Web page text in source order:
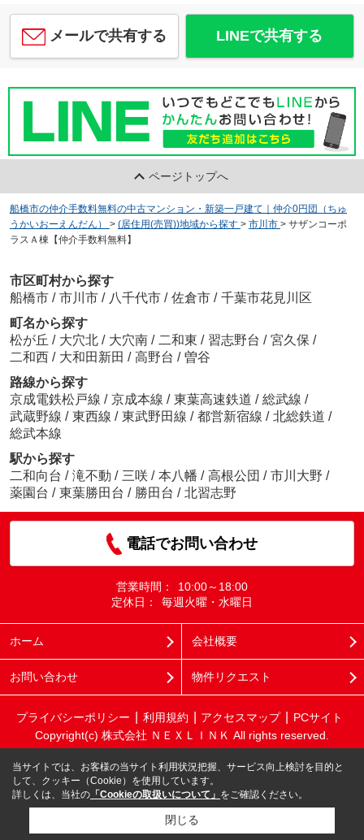
メールで共有する LINEで共有する
ページトップへ
船橋市の仲介手数料無料の中古マンション・新築一戸建て｜仲介0円団（ちゅ
うかいおーえんだん）
> (居住用(売買))地域から探す > 市川市 > サザンコーポ
ラスＡ棟【仲介手数料無料】
市区町村から探す
船橋市 / 市川市 / 八千代市 / 佐倉市 / 千葉市花見川区
町名から探す
松が丘 / 大穴北 / 大穴南 / 二和東 / 習志野台 / 宮久保 /
二和西 / 大和田新田 / 高野台 / 曽谷
路線から探す
京成電鉄松戸線 / 京成本線 / 東葉高速鉄道 / 総武線 /
武蔵野線 / 東西線 / 東武野田線 / 都営新宿線 / 北総鉄道 /
総武本線
駅から探す
二和向台 / 滝不動 / 三咲 / 本八幡 / 高根公団 / 市川大野 /
薬園台 / 東葉勝田台 / 勝田台 / 北習志野
電話でお問い合わせ
営業時間：
10:00～18:00
定休日：
毎週火曜・水曜日
ホーム 会社概要
お問い合わせ 物件リクエスト
プライバシーポリシー 利用規約 アクセスマップ
PCサイト
Copyright(c) 株式会社 ＮＥＸＬＩＮＫ All rights reserved.
当サイトでは、お客様の当サイト利用状況把握、サービス向上検討を目的と
して、クッキー（Cookie）を使用しています。
詳しくは、当社の 「Cookieの取扱いについて」 をご確認ください。
閉じる